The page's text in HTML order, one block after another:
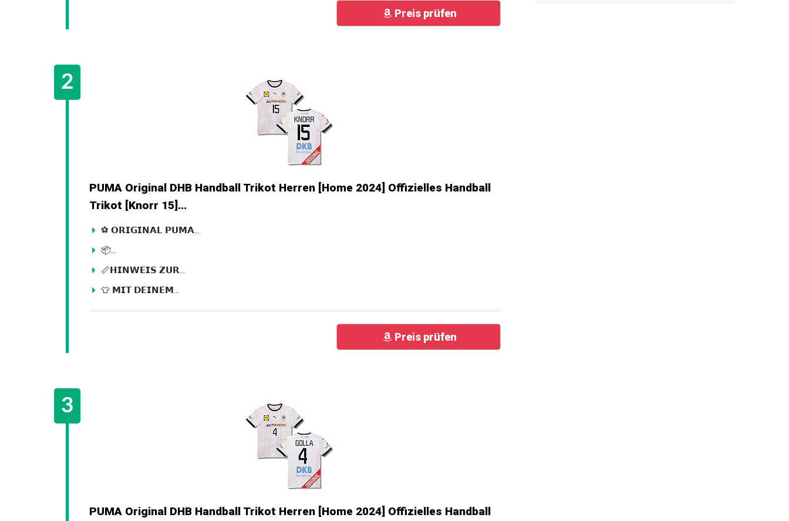
Preis prüfen
PUMA Original DHB Handball Trikot Herren [Home 2024] Offizielles Handball
Trikot [Knorr 15]...
⚽ 𝗢𝗥𝗜𝗚𝗜𝗡𝗔𝗟 𝗣𝗨𝗠𝗔...
📦...
📏𝗛𝗜𝗡𝗪𝗘𝗜𝗦 𝗭𝗨𝗥...
👕 𝗠𝗜𝗧 𝗗𝗘𝗜𝗡𝗘𝗠...
Preis prüfen
PUMA Original DHB Handball Trikot Herren [Home 2024] Offizielles Handball